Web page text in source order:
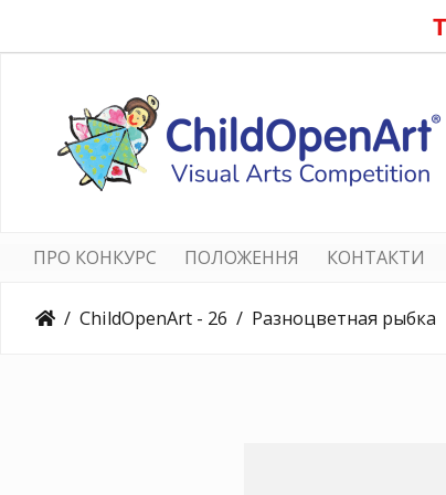
ПРО КОНКУРС ПОЛОЖЕННЯ КОНТАКТИ
ChildOpenArt - 26 Разноцветная рыбка